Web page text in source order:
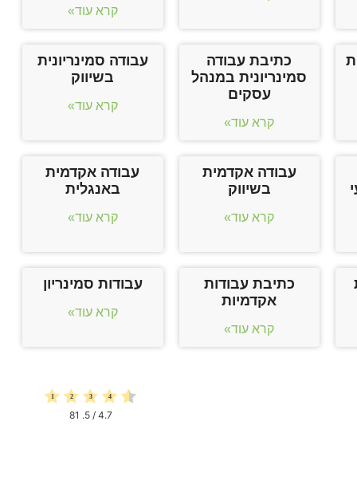
קרא עוד»
כתיבת עבודה
סמינריונית במנהל
עסקים
קרא עוד»
עבודה סמינריונית
בשיווק
קרא עוד»
עבודה אקדמית
בשיווק
קרא עוד»
עבודה אקדמית
באנגלית
קרא עוד»
כתיבת עבודות
אקדמיות
קרא עוד»
עבודות סמינריון
קרא עוד»
4.7
/ 5.
81